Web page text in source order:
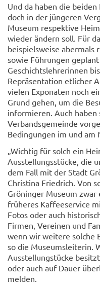
Und da haben die
doch in der jüngeren
Museum respektive
wieder ändern soll. Für
beispielsweise
sowie Führungen
Geschichtslehrerinnen
Repräsentation etlicher
vielen Exponaten noch
Grund gehen, um die
informieren. Auch haben
Verbandsgemeinde
Bedingungen im und am
„Wichtig für solch ein
Ausstellungsstücke, die
dem Fall mit der Stadt
Christina Friedrich. Von
Gröninger Museum
früheres Kaffeeservice
Fotos oder auch
Firmen, Vereinen und
wenn wir weitere solche
so die Museumsleiterin.
Ausstellungstücke
oder auch auf Dauer
melden.